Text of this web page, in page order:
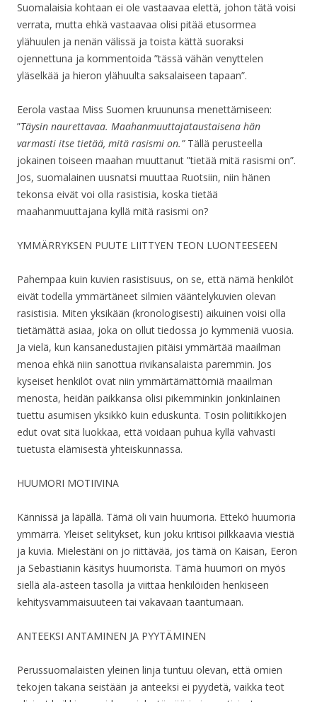
Suomalaisia kohtaan ei ole vastaavaa elettä, johon tätä voisi
verrata, mutta ehkä vastaavaa olisi pitää etusormea
ylähuulen ja nenän välissä ja toista kättä suoraksi
ojennettuna ja kommentoida ”tässä vähän venyttelen
yläselkää ja hieron ylähuulta saksalaiseen tapaan”.
Eerola vastaa Miss Suomen kruununsa menettämiseen:
”Täysin naurettavaa. Maahanmuuttajataustaisena hän
varmasti itse tietää, mitä rasismi on.” Tällä perusteella
jokainen toiseen maahan muuttanut ”tietää mitä rasismi on”.
Jos, suomalainen uusnatsi muuttaa Ruotsiin, niin hänen
tekonsa eivät voi olla rasistisia, koska tietää
maahanmuuttajana kyllä mitä rasismi on?
YMMÄRRYKSEN PUUTE LIITTYEN TEON LUONTEESEEN
Pahempaa kuin kuvien rasistisuus, on se, että nämä henkilöt
eivät todella ymmärtäneet silmien vääntelykuvien olevan
rasistisia. Miten yksikään (kronologisesti) aikuinen voisi olla
tietämättä asiaa, joka on ollut tiedossa jo kymmeniä vuosia.
Ja vielä, kun kansanedustajien pitäisi ymmärtää maailman
menoa ehkä niin sanottua rivikansalaista paremmin. Jos
kyseiset henkilöt ovat niin ymmärtämättömiä maailman
menosta, heidän paikkansa olisi pikemminkin jonkinlainen
tuettu asumisen yksikkö kuin eduskunta. Tosin poliitikkojen
edut ovat sitä luokkaa, että voidaan puhua kyllä vahvasti
tuetusta elämisestä yhteiskunnassa.
HUUMORI MOTIIVINA
Kännissä ja läpällä. Tämä oli vain huumoria. Ettekö huumoria
ymmärrä. Yleiset selitykset, kun joku kritisoi pilkkaavia viestiä
ja kuvia. Mielestäni on jo riittävää, jos tämä on Kaisan, Eeron
ja Sebastianin käsitys huumorista. Tämä huumori on myös
siellä ala-asteen tasolla ja viittaa henkilöiden henkiseen
kehitysvammaisuuteen tai vakavaan taantumaan.
ANTEEKSI ANTAMINEN JA PYYTÄMINEN
Perussuomalaisten yleinen linja tuntuu olevan, että omien
tekojen takana seistään ja anteeksi ei pyydetä, vaikka teot